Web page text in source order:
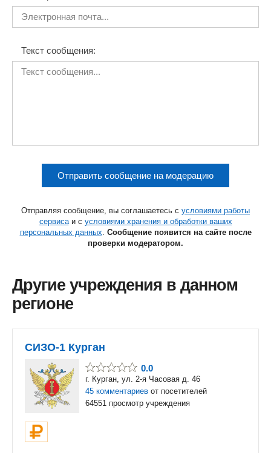
Текст сообщения:
Отправить сообщение на модерацию
Отправляя сообщение, вы соглашаетесь с условиями работы
сервисаи с условиями хранения и обработки ваших
персональных данных. Сообщение появится на сайте после
проверки модератором.
Другие учреждения в данном
регионе
СИЗО-1 Курган
0.0
г. Курган, ул. 2-я Часовая д. 46
45 комментариев от посетителей
64551 просмотр учреждения